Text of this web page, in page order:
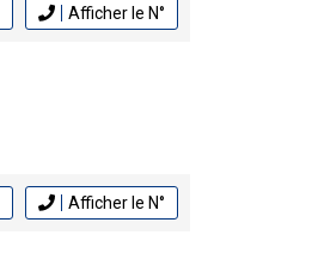
Afficher le N°
Afficher le N°